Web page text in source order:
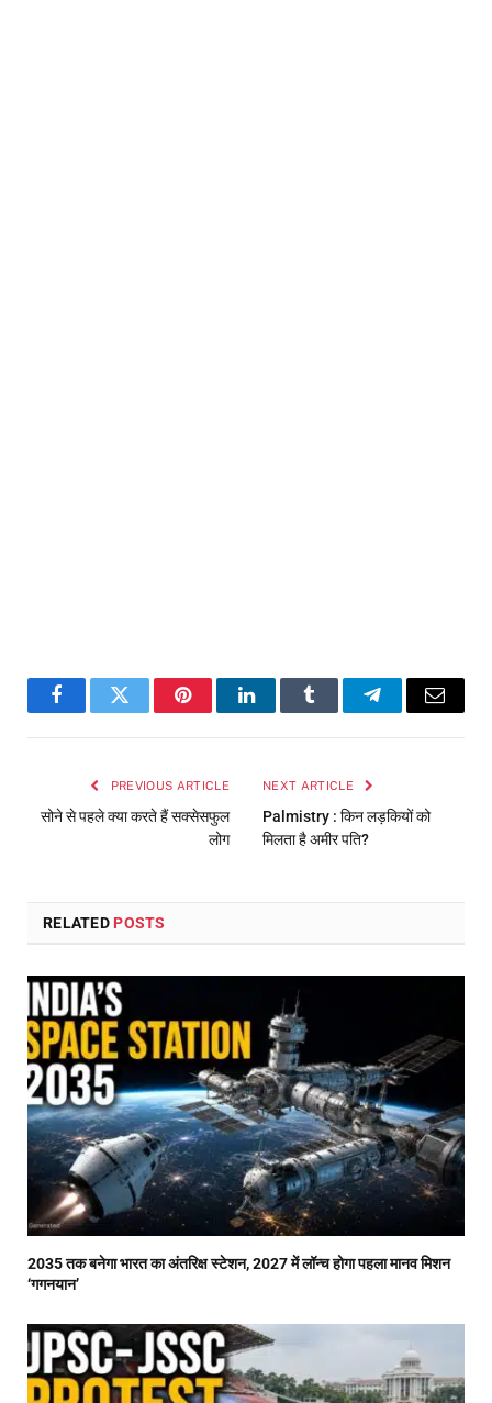
FacebookTwitter PinterestLinkedInTumblr TelegramEmail
PREVIOUS ARTICLE
सोने से पहले क्या करते हैं सक्सेसफुल
लोग
NEXT ARTICLE
Palmistry : किन लड़कियों को
मिलता है अमीर पति?
RELATED POSTS
2035 तक बनेगा भारत का अंतरिक्ष स्टेशन, 2027 में लॉन्च होगा पहला मानव मिशन
‘गगनयान’